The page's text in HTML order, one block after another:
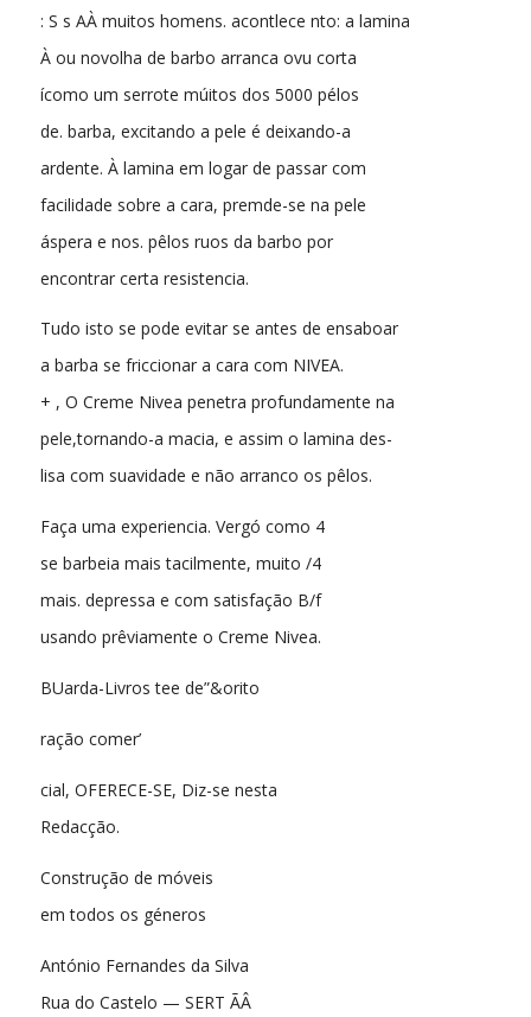
: S s AÀ muitos homens. acontlece nto: a lamina
À ou novolha de barbo arranca ovu corta
ícomo um serrote múitos dos 5000 pélos
de. barba, excitando a pele é deixando-a
ardente. À lamina em logar de passar com
facilidade sobre a cara, premde-se na pele
áspera e nos. pêlos ruos da barbo por
encontrar certa resistencia.
Tudo isto se pode evitar se antes de ensaboar
a barba se friccionar a cara com NIVEA.
+ , O Creme Nivea penetra profundamente na
pele,tornando-a macia, e assim o lamina des-
lisa com suavidade e não arranco os pêlos.
Faça uma experiencia. Vergó como 4
se barbeia mais tacilmente, muito /4
mais. depressa e com satisfação B/f
usando prêviamente o Creme Nivea.
BUarda-Livros tee de”&orito
ração comer’
cial, OFERECE-SE, Diz-se nesta
Redacção.
Construção de móveis
em todos os géneros
António Fernandes da Silva
Rua do Castelo — SERT ÃÂ